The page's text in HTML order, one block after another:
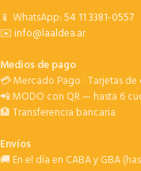
📱 WhatsApp:54 11 3381-0557
✉️info@laaldea.ar
Medios de pago
💳 Mercado Pago · Tarjetas
📲 MODO con QR — hasta 6
🏦 Transferencia bancaria
Envíos
🚚 En el día en CABA y GBA